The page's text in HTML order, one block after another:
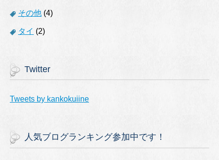
その他 (4)
タイ (2)
Twitter
Tweets by kankokuiine
人気ブログランキング参加中です！